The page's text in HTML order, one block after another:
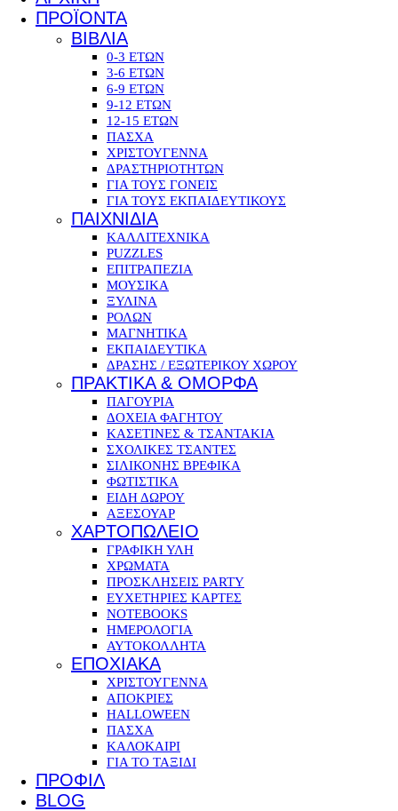
ΠΡΟΪΟΝΤΑ
ΒΙΒΛΙΑ
0-3 ΕΤΩΝ
3-6 ΕΤΩΝ
6-9 ΕΤΩΝ
9-12 ΕΤΩΝ
12-15 ΕΤΩΝ
ΠΑΣΧΑ
ΧΡΙΣΤΟΥΓΕΝΝΑ
ΔΡΑΣΤΗΡΙΟΤΗΤΩΝ
ΓΙΑ ΤΟΥΣ ΓΟΝΕΙΣ
ΓΙΑ ΤΟΥΣ ΕΚΠΑΙΔΕΥΤΙΚΟΥΣ
ΠΑΙΧΝΙΔΙΑ
ΚΑΛΛΙΤΕΧΝΙΚΑ
PUZZLES
ΕΠΙΤΡΑΠΕΖΙΑ
ΜΟΥΣΙΚΑ
ΞΥΛΙΝΑ
ΡΟΛΩΝ
ΜΑΓΝΗΤΙΚΑ
ΕΚΠΑΙΔΕΥΤΙΚΑ
ΔΡΑΣΗΣ / ΕΞΩΤΕΡΙΚΟΥ ΧΩΡΟΥ
ΠΡΑΚΤΙΚΑ & ΟΜΟΡΦΑ
ΠΑΓΟΥΡΙΑ
ΔΟΧΕΙΑ ΦΑΓΗΤΟΥ
ΚΑΣΕΤΙΝΕΣ & ΤΣΑΝΤΑΚΙΑ
ΣΧΟΛΙΚΕΣ ΤΣΑΝΤΕΣ
ΣΙΛΙΚΟΝΗΣ ΒΡΕΦΙΚΑ
ΦΩΤΙΣΤΙΚΑ
ΕΙΔΗ ΔΩΡΟΥ
ΑΞΕΣΟΥΑΡ
ΧΑΡΤΟΠΩΛΕΙΟ
ΓΡΑΦΙΚΗ ΥΛΗ
ΧΡΩΜΑΤΑ
ΠΡΟΣΚΛΗΣΕΙΣ PARTY
ΕΥΧΕΤΗΡΙΕΣ ΚΑΡΤΕΣ
NOTEBOOKS
ΗΜΕΡΟΛΟΓΙΑ
ΑΥΤΟΚΟΛΛΗΤΑ
ΕΠΟΧΙΑΚΑ
ΧΡΙΣΤΟΥΓΕΝΝΑ
ΑΠΟΚΡΙΕΣ
HALLOWEEN
ΠΑΣΧΑ
ΚΑΛΟΚΑΙΡΙ
ΓΙΑ ΤΟ ΤΑΞΙΔΙ
ΠΡΟΦΙΛ
BLOG